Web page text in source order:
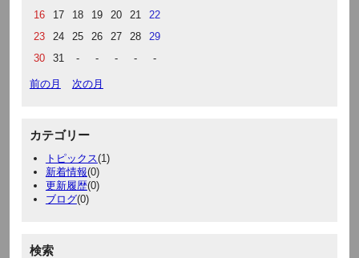
16
17 18 19 20 21
22
23
24 25 26 27 28
29
30
31 - - - - -
前の月 次の月
カテゴリー
トピックス(1)
新着情報(0)
更新履歴(0)
ブログ(0)
検索